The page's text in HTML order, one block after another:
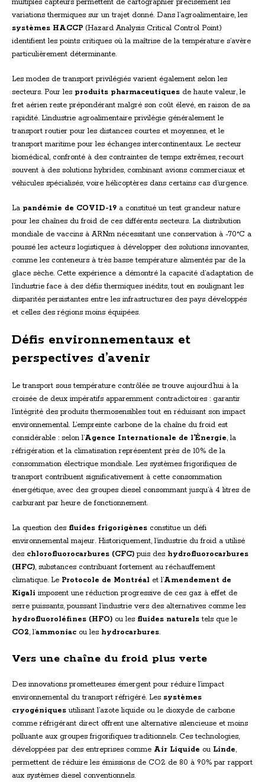
multiples capteurs permettent de cartographier précisément les
variations thermiques sur un trajet donné. Dans l’agroalimentaire, les
systèmes HACCP (Hazard Analysis Critical Control Point)
identifient les points critiques où la maîtrise de la température s’avère
particulièrement déterminante.
Les modes de transport privilégiés varient également selon les
secteurs. Pour les produits pharmaceutiques de haute valeur, le
fret aérien reste prépondérant malgré son coût élevé, en raison de sa
rapidité. L’industrie agroalimentaire privilégie généralement le
transport routier pour les distances courtes et moyennes, et le
transport maritime pour les échanges intercontinentaux. Le secteur
biomédical, confronté à des contraintes de temps extrêmes, recourt
souvent à des solutions hybrides, combinant avions commerciaux et
véhicules spécialisés, voire hélicoptères dans certains cas d’urgence.
La pandémie de COVID-19 a constitué un test grandeur nature
pour les chaînes du froid de ces différents secteurs. La distribution
mondiale de vaccins à ARNm nécessitant une conservation à -70°C a
poussé les acteurs logistiques à développer des solutions innovantes,
comme les conteneurs à très basse température alimentés par de la
glace sèche. Cette expérience a démontré la capacité d’adaptation de
l’industrie face à des défis thermiques inédits, tout en soulignant les
disparités persistantes entre les infrastructures des pays développés
et celles des régions moins équipées.
Défis environnementaux et
perspectives d’avenir
Le transport sous température contrôlée se trouve aujourd’hui à la
croisée de deux impératifs apparemment contradictoires : garantir
l’intégrité des produits thermosensibles tout en réduisant son impact
environnemental. L’empreinte carbone de la chaîne du froid est
considérable : selon l’Agence Internationale de l’Énergie, la
réfrigération et la climatisation représentent près de 10% de la
consommation électrique mondiale. Les systèmes frigorifiques de
transport contribuent significativement à cette consommation
énergétique, avec des groupes diesel consommant jusqu’à 4 litres de
carburant par heure de fonctionnement.
La question des fluides frigorigènes constitue un défi
environnemental majeur. Historiquement, l’industrie du froid a utilisé
des chlorofluorocarbures (CFC) puis des hydrofluorocarbures
(HFC), substances contribuant fortement au réchauffement
climatique. Le Protocole de Montréal et l’Amendement de
Kigali imposent une réduction progressive de ces gaz à effet de
serre puissants, poussant l’industrie vers des alternatives comme les
hydrofluoroléfines (HFO) ou les fluides naturels tels que le
CO2, l’ammoniac ou les hydrocarbures.
Vers une chaîne du froid plus verte
Des innovations prometteuses émergent pour réduire l’impact
environnemental du transport réfrigéré. Les systèmes
cryogéniques utilisant l’azote liquide ou le dioxyde de carbone
comme réfrigérant direct offrent une alternative silencieuse et moins
polluante aux groupes frigorifiques traditionnels. Ces technologies,
développées par des entreprises comme Air Liquide ou Linde,
permettent de réduire les émissions de CO2 de 80 à 90% par rapport
aux systèmes diesel conventionnels.